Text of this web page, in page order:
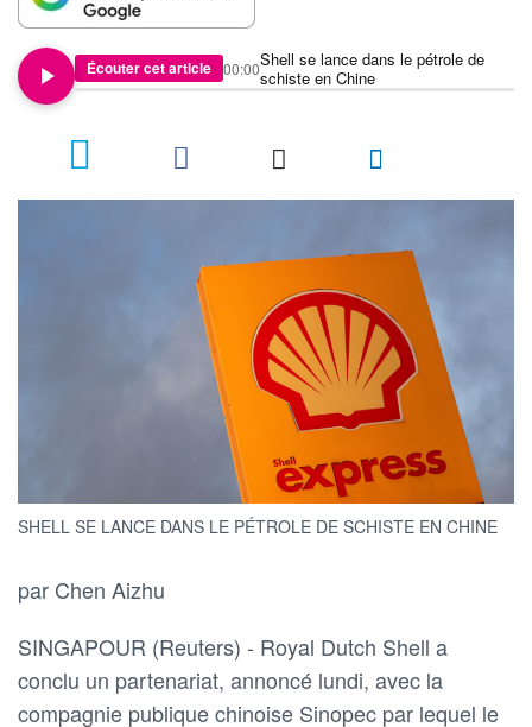
Écouter cet article
Shell se lance dans le pétrole de
schiste en Chine
00:00
SHELL SE LANCE DANS LE PÉTROLE DE SCHISTE EN CHINE
par Chen Aizhu
SINGAPOUR (Reuters) - Royal Dutch Shell a
conclu un partenariat, annoncé lundi, avec la
compagnie publique chinoise Sinopec par lequel le